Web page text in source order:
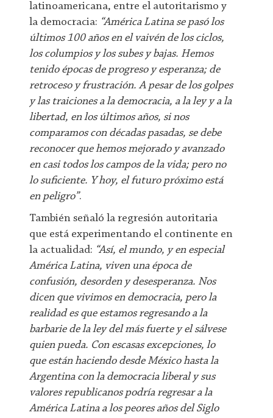
latinoamericana, entre el autoritarismo y
la democracia: “América Latina se pasó los
últimos 100 años en el vaivén de los ciclos,
los columpios y los subes y bajas. Hemos
tenido épocas de progreso y esperanza; de
retroceso y frustración. A pesar de los golpes
y las traiciones a la democracia, a la ley y a la
libertad, en los últimos años, si nos
comparamos con décadas pasadas, se debe
reconocer que hemos mejorado y avanzado
en casi todos los campos de la vida; pero no
lo suficiente. Y hoy, el futuro próximo está
en peligro”.
También señaló la regresión autoritaria
que está experimentando el continente en
la actualidad: “Así, el mundo, y en especial
América Latina, viven una época de
confusión, desorden y desesperanza. Nos
dicen que vivimos en democracia, pero la
realidad es que estamos regresando a la
barbarie de la ley del más fuerte y el sálvese
quien pueda. Con escasas excepciones, lo
que están haciendo desde México hasta la
Argentina con la democracia liberal y sus
valores republicanos podría regresar a la
América Latina a los peores años del Siglo